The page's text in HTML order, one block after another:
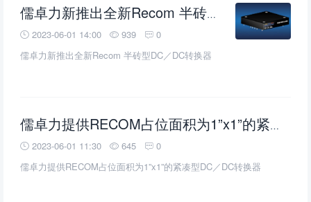
儒卓力新推出全新Recom 半砖型DC／DC转换器
2023-06-01 14:00
939
0
儒卓力新推出全新Recom 半砖型DC／DC转换器
儒卓力提供RECOM占位面积为1”x1”的紧凑型DC／DC转换器
2023-06-01 11:30
645
0
儒卓力提供RECOM占位面积为1”x1”的紧凑型DC／DC转换器